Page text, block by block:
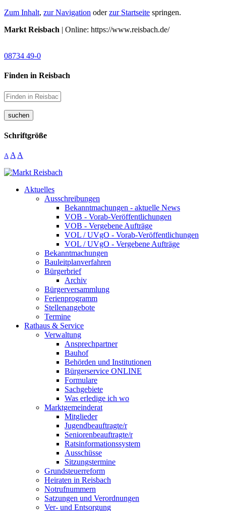
Zum Inhalt, zur Navigation oderzur Startseite springen.
Markt Reisbach | Online: https://www.reisbach.de/
08734 49-0
Finden in Reisbach
suchen
Schriftgröße
A A A
Aktuelles
Ausschreibungen
Bekanntmachungen - aktuelle News
VOB - Vorab-Veröffentlichungen
VOB - Vergebene Aufträge
VOL / UVgO - Vorab-Veröffentlichungen
VOL / UVgO - Vergebene Aufträge
Bekanntmachungen
Bauleitplanverfahren
Bürgerbrief
Archiv
Bürgerversammlung
Ferienprogramm
Stellenangebote
Termine
Rathaus & Service
Verwaltung
Ansprechpartner
Bauhof
Behörden und Institutionen
Bürgerservice ONLINE
Formulare
Sachgebiete
Was erledige ich wo
Marktgemeinderat
Mitglieder
Jugendbeauftragte/r
Seniorenbeauftragte/r
Ratsinformationssystem
Ausschüsse
Sitzungstermine
Grundsteuerreform
Heiraten in Reisbach
Notrufnummern
Satzungen und Verordnungen
Ver- und Entsorgung